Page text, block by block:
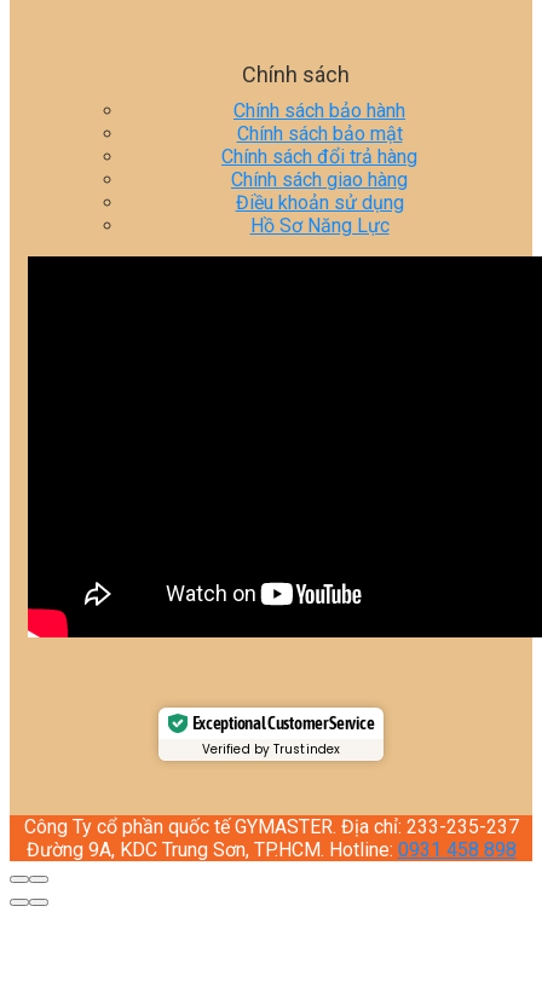
Chính sách
Chính sách bảo hành
Chính sách bảo mật
Chính sách đổi trả hàng
Chính sách giao hàng
Điều khoản sử dụng
Hồ Sơ Năng Lực
Exceptional Customer Service
Verified by Trustindex
Công Ty cổ phần quốc tế GYMASTER. Địa chỉ: 233-235-237
Đường 9A, KDC Trung Sơn, TP.HCM. Hotline: 0931 458 898